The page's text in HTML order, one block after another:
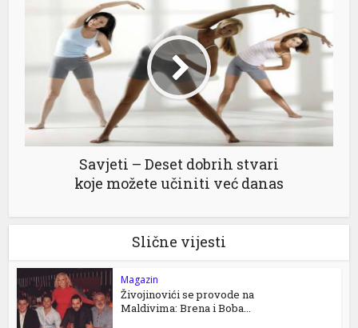
Savjeti – Deset dobrih stvari
koje možete učiniti već danas
Slične vijesti
Magazin
Živojinovići se provode na
Maldivima: Brena i Boba...